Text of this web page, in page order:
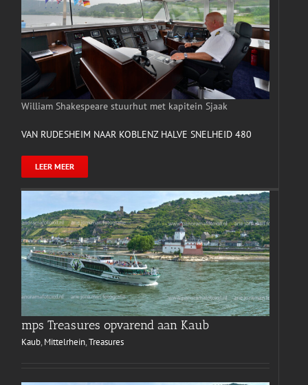
William Shakespeare stuurhut met kapitein Sjaak
VAN RUDESHEIM NAAR KOBLENZ HALVE SNELHEID 480
LEER MEER
mps Treasures opvarend aan Kaub
Kaub, Mittelrhein,Treasures